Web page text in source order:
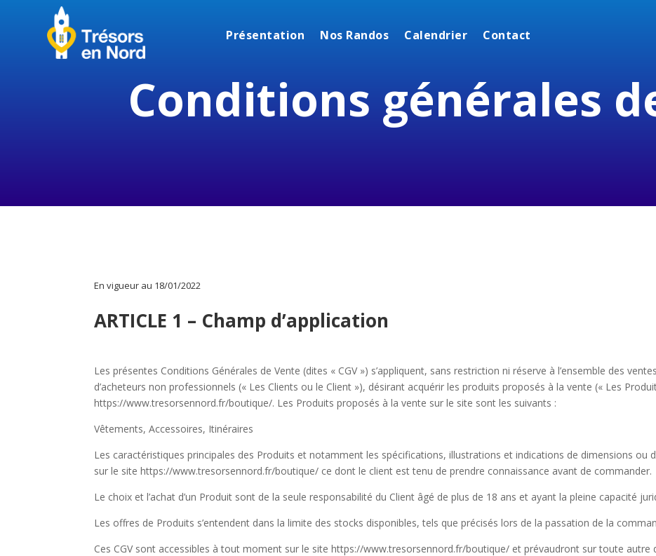
Présentation Nos Randos Calendrier Contact
Conditions générales
En vigueur au 18/01/2022
ARTICLE 1 – Champ d’application
Les présentes Conditions Générales de Vente (dites « CGV ») s’appliquent, sans restriction ni réserve à l’ensemble des
d’acheteurs non professionnels (« Les Clients ou le Client »), désirant acquérir les produits proposés à la vente (« Les
https://www.tresorsennord.fr/boutique/. Les Produits proposés à la vente sur le site sont les suivants :
Vêtements, Accessoires, Itinéraires
Les caractéristiques principales des Produits et notamment les spécifications, illustrations et indications de dimensions ou
sur le site https://www.tresorsennord.fr/boutique/ ce dont le client est tenu de prendre connaissance avant de commander.
Le choix et l’achat d’un Produit sont de la seule responsabilité du Client âgé de plus de 18 ans et ayant la pleine capacité
Les offres de Produits s’entendent dans la limite des stocks disponibles, tels que précisés lors de la passation de la
Ces CGV sont accessibles à tout moment sur le site https://www.tresorsennord.fr/boutique/ et prévaudront sur toute autre